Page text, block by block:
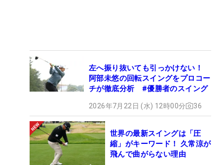
左へ振り抜いても引っかけない！
阿部未悠の回転スイングをプロコー
チが徹底分析 #優勝者のスイング
2026年7月22日 (水) 12時00分 36
世界の最新スイングは「圧
縮」がキーワード！ 久常涼が
飛んで曲がらない理由